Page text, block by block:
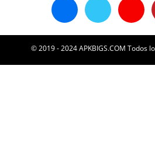
© 2019 - 2024 APKBIGS.COM Todos